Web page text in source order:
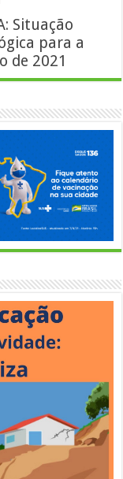
Situação
para a
de 2021